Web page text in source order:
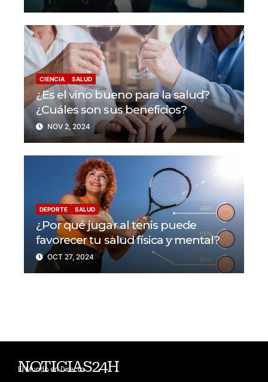
CIENCIA SALUD
¿Es el vino bueno para la salud?
¿Cuáles son sus beneficios?
NOV 2, 2024
DEPORTE SALUD
¿Por qué jugar al tenis puede
favorecer tu salud física y mental?
OCT 27, 2024
NOTICIAS24H
El Mundo en Directo